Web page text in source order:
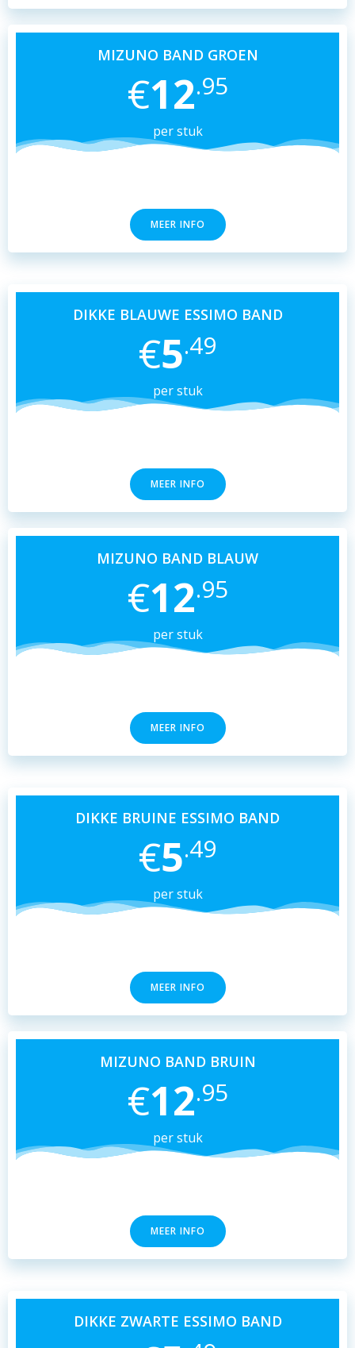
MIZUNO BAND GROEN
€12.95
per stuk
MEER INFO
DIKKE BLAUWE ESSIMO BAND
€5.49
per stuk
MEER INFO
MIZUNO BAND BLAUW
€12.95
per stuk
MEER INFO
DIKKE BRUINE ESSIMO BAND
€5.49
per stuk
MEER INFO
MIZUNO BAND BRUIN
€12.95
per stuk
MEER INFO
DIKKE ZWARTE ESSIMO BAND